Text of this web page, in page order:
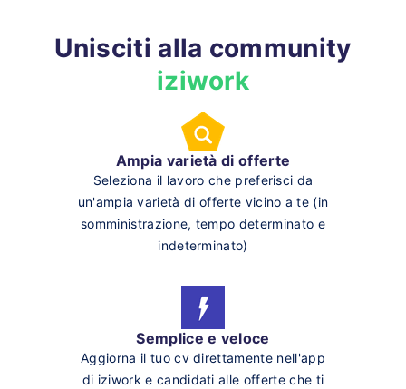
Unisciti alla community
iziwork
Ampia varietà di offerte
Seleziona il lavoro che preferisci da
un'ampia varietà di offerte vicino a te (in
somministrazione, tempo determinato e
indeterminato)
Semplice e veloce
Aggiorna il tuo cv direttamente nell'app
di iziwork e candidati alle offerte che ti